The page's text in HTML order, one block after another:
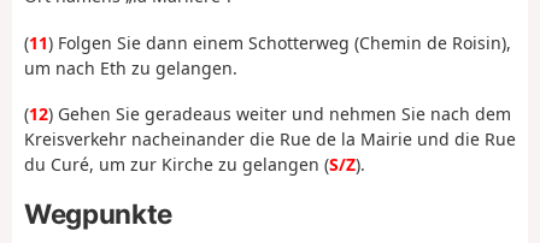
(11) Folgen Sie dann einem Schotterweg (Chemin de Roisin),
um nach Eth zu gelangen.
(12) Gehen Sie geradeaus weiter und nehmen Sie nach dem
Kreisverkehr nacheinander die Rue de la Mairie und die Rue
du Curé, um zur Kirche zu gelangen (S/Z).
Wegpunkte